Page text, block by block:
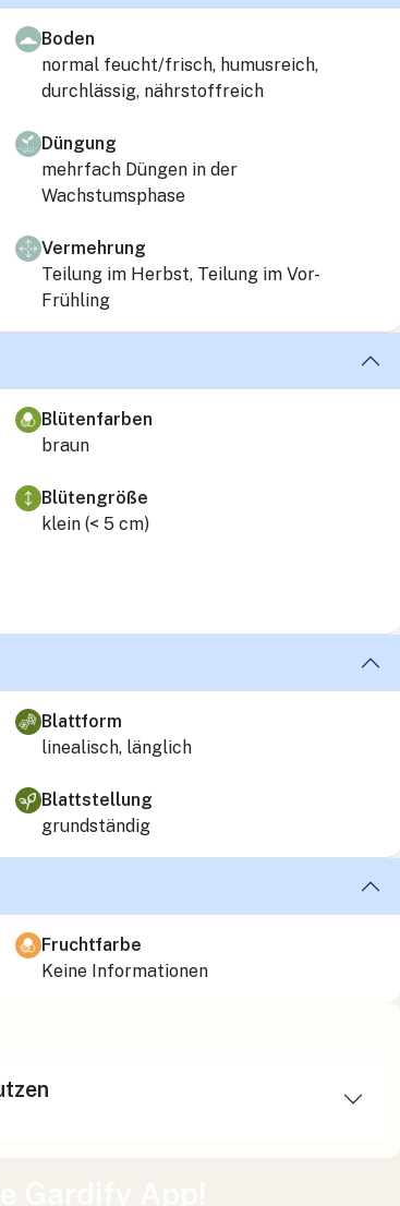
Boden
normal feucht/frisch, humusreich,
durchlässig, nährstoffreich
Düngung
mehrfach Düngen in der
Wachstumsphase
Vermehrung
Teilung im Herbst, Teilung im Vor-
Frühling
Blütenfarben
braun
Blütengröße
klein (< 5 cm)
Blattform
linealisch, länglich
Blattstellung
grundständig
Fruchtfarbe
Keine Informationen